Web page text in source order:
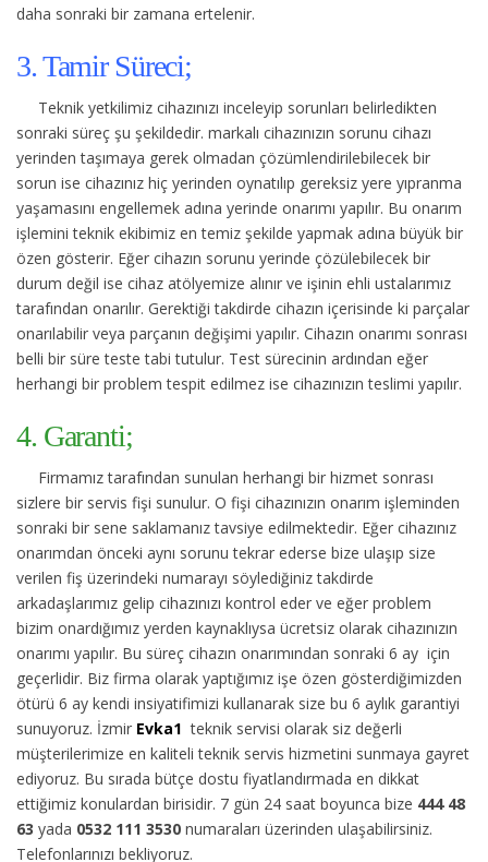
daha sonraki bir zamana ertelenir.
3. Tamir Süreci;
Teknik yetkilimiz cihazınızı inceleyip sorunları belirledikten
sonraki süreç şu şekildedir. markalı cihazınızın sorunu cihazı
yerinden taşımaya gerek olmadan çözümlendirilebilecek bir
sorun ise cihazınız hiç yerinden oynatılıp gereksiz yere yıpranma
yaşamasını engellemek adına yerinde onarımı yapılır. Bu onarım
işlemini teknik ekibimiz en temiz şekilde yapmak adına büyük bir
özen gösterir. Eğer cihazın sorunu yerinde çözülebilecek bir
durum değil ise cihaz atölyemize alınır ve işinin ehli ustalarımız
tarafından onarılır. Gerektiği takdirde cihazın içerisinde ki parçalar
onarılabilir veya parçanın değişimi yapılır. Cihazın onarımı sonrası
belli bir süre teste tabi tutulur. Test sürecinin ardından eğer
herhangi bir problem tespit edilmez ise cihazınızın teslimi yapılır.
4. Garanti;
Firmamız tarafından sunulan herhangi bir hizmet sonrası
sizlere bir servis fişi sunulur. O fişi cihazınızın onarım işleminden
sonraki bir sene saklamanız tavsiye edilmektedir. Eğer cihazınız
onarımdan önceki aynı sorunu tekrar ederse bize ulaşıp size
verilen fiş üzerindeki numarayı söylediğiniz takdirde
arkadaşlarımız gelip cihazınızı kontrol eder ve eğer problem
bizim onardığımız yerden kaynaklıysa ücretsiz olarak cihazınızın
onarımı yapılır. Bu süreç cihazın onarımından sonraki 6 ay için
geçerlidir. Biz firma olarak yaptığımız işe özen gösterdiğimizden
ötürü 6 ay kendi insiyatifimizi kullanarak size bu 6 aylık garantiyi
sunuyoruz. İzmir Evka1 teknik servisi olarak siz değerli
müşterilerimize en kaliteli teknik servis hizmetini sunmaya gayret
ediyoruz. Bu sırada bütçe dostu fiyatlandırmada en dikkat
ettiğimiz konulardan birisidir. 7 gün 24 saat boyunca bize 444 48
63 yada 0532 111 3530 numaraları üzerinden ulaşabilirsiniz.
Telefonlarınızı bekliyoruz.